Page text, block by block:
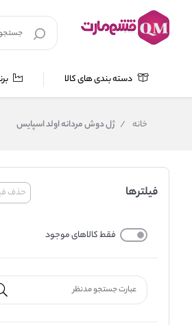
دسته بندی های کالا
خانه / ژل دوش مردانه اولد اسپایس
حذف فیلترها
فقط کالاهای موجود